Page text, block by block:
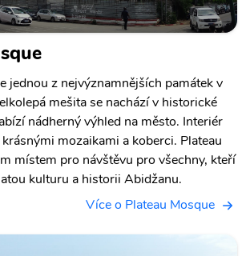
jednou z nejvýznamnějších památek v
mešita se nachází v historické
nádherný výhled na město. Interiér
mozaikami a koberci. Plateau
místem pro návštěvu pro všechny, kteří
kulturu a historii Abidžanu.
Více o Plateau Mosque